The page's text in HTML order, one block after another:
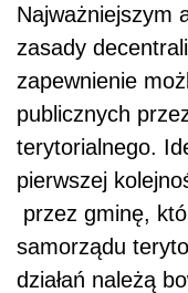
Najważniejszym
zasady
zapewnienie
publicznych
terytorialnego.
pierwszej
przez gminę,
samorządu
działań należą